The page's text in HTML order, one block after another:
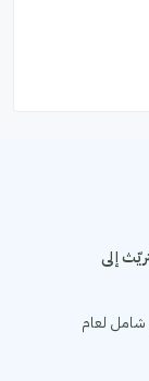
إلى
شامل لعام